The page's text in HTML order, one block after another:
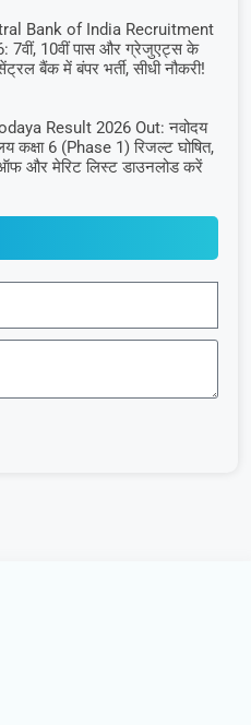
Bank of India Recruitment
7वीं, 10वीं पास और ग्रेजुएट्स के
बैंक में बंपर भर्ती, सीधी नौकरी!
Result 2026 Out: नवोदय
कक्षा 6 (Phase 1) रिजल्ट घोषित,
और मेरिट लिस्ट डाउनलोड करें